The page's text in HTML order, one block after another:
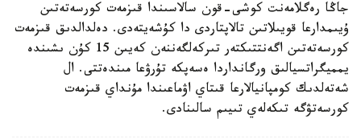
جاڭا رەگلامەنت كوشى-قون سالاسىندا قىزمەت كورسەتەتىن
ۇيىمدارعا قويىلاتىن تالاپتاردى دا كۇشەيتەدى. دەلدالدىق قىزمەت
كورسەتەتىن اگەنتتىكتەر تىركەلگەننەن كەيىن 15 كۇن ىشىندە
يمميگراتسيالىق ورگانداردا ەسەپكە تۇرۋعا مىندەتتى. ال
شەتەلدىك كومپانيالارعا قىتاي اۋماعىندا مۇنداي قىزمەت
كورسەتۋگە تىكەلەي تىيىم سالىنادى.